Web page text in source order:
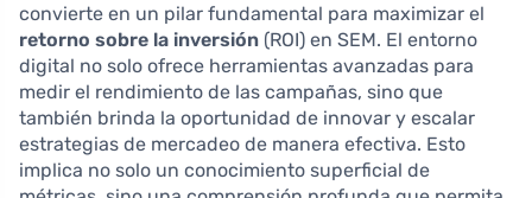
convierte en un pilar fundamental para maximizar el
retorno sobre la inversión (ROI) en SEM. El entorno
digital no solo ofrece herramientas avanzadas para
medir el rendimiento de las campañas, sino que
también brinda la oportunidad de innovar y escalar
estrategias de mercadeo de manera efectiva. Esto
implica no solo un conocimiento superficial de